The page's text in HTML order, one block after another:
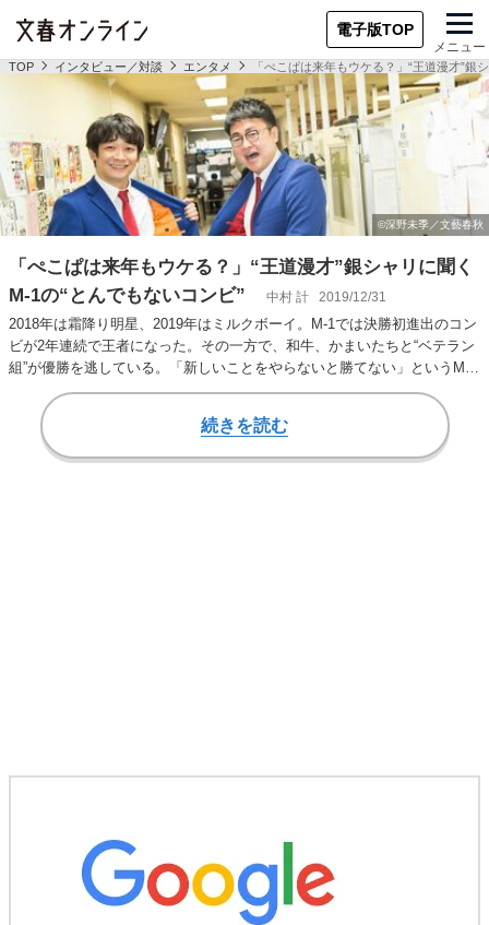
電子版TOP
メニュー
TOP インタビュー／対談 エンタメ 「ぺこぱは来年もウケる？」“王道漫才”銀
「ぺこぱは来年もウケる？」“王道漫才”銀シャリに聞く
M-1の“とんでもないコンビ”
中村 計 2019/12/31
2018年は霜降り明星、2019年はミルクボーイ。M-1では決勝初進出のコン
ビが2年連続で王者になった。その一方で、和牛、かまいたちと“ベテラン
組”が優勝を逃している。「新しいことをやらないと勝てない」というM-
続きを読む